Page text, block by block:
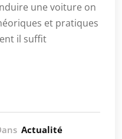
une voiture on
et pratiques
il suffit
Actualité